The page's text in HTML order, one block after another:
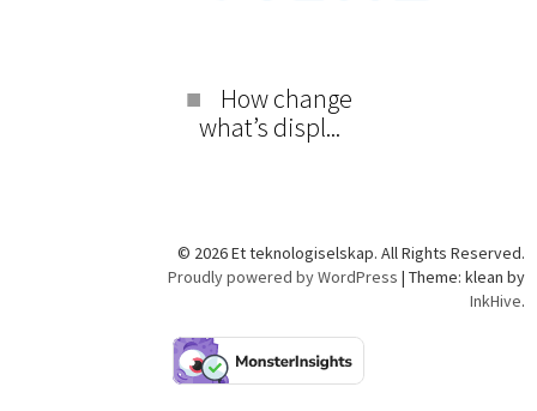
How change
what’s displ...
© 2026 Et teknologiselskap. All Rights Reserved.
Proudly powered by WordPress | Theme: klean by
InkHive.